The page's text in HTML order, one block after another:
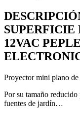
SUPERFICIE
12VAC
Proyector mini plano
Por su tamaño reducido
fuentes de jardín…